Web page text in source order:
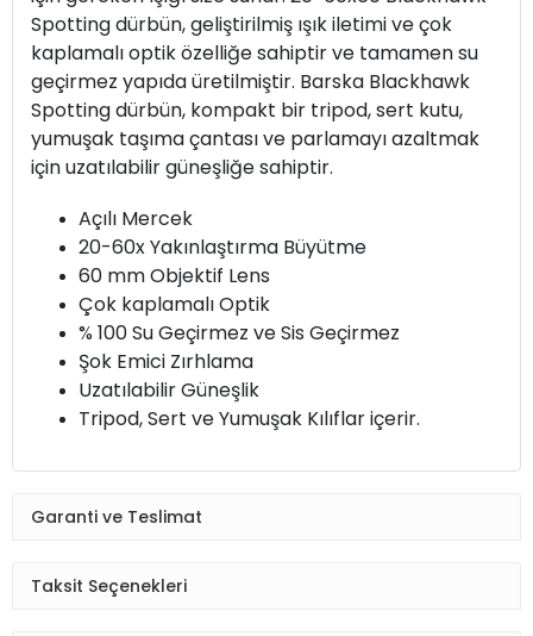
Spotting dürbün, geliştirilmiş ışık iletimi ve çok
kaplamalı optik özelliğe sahiptir ve tamamen su
geçirmez yapıda üretilmiştir. Barska Blackhawk
Spotting dürbün, kompakt bir tripod, sert kutu,
yumuşak taşıma çantası ve parlamayı azaltmak
için uzatılabilir güneşliğe sahiptir.
Açılı Mercek
20-60x Yakınlaştırma Büyütme
60 mm Objektif Lens
Çok kaplamalı Optik
% 100 Su Geçirmez ve Sis Geçirmez
Şok Emici Zırhlama
Uzatılabilir Güneşlik
Tripod, Sert ve Yumuşak Kılıflar içerir.
Garanti ve Teslimat
Taksit Seçenekleri